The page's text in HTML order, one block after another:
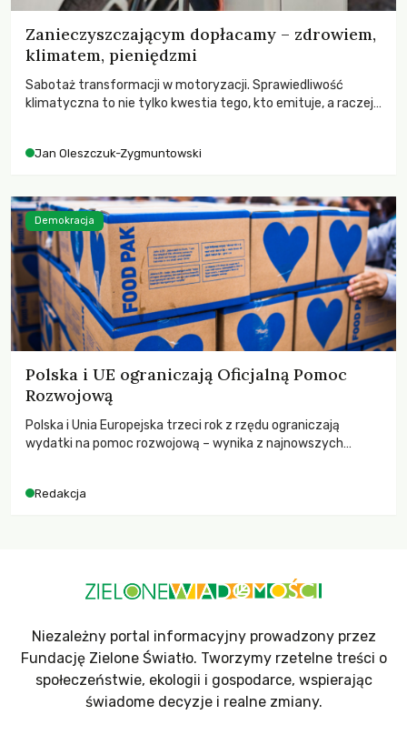
Zanieczyszczającym dopłacamy – zdrowiem,
klimatem, pieniędzmi
Sabotaż transformacji w motoryzacji. Sprawiedliwość
klimatyczna to nie tylko kwestia tego, kto emituje, a raczej
Jan Oleszczuk-Zygmuntowski
Polska i UE ograniczają Oficjalną Pomoc
Rozwojową
Polska i Unia Europejska trzeci rok z rzędu ograniczają
wydatki na pomoc rozwojową – wynika z najnowszych
odnotowano największe tąpnięcie ODA w historii. Jakie będą
Redakcja
Demokracja
Niezależny portal informacyjny prowadzony przez
Fundację Zielone Światło. Tworzymy rzetelne treści o
społeczeństwie, ekologii i gospodarce, wspierając
świadome decyzje i realne zmiany.